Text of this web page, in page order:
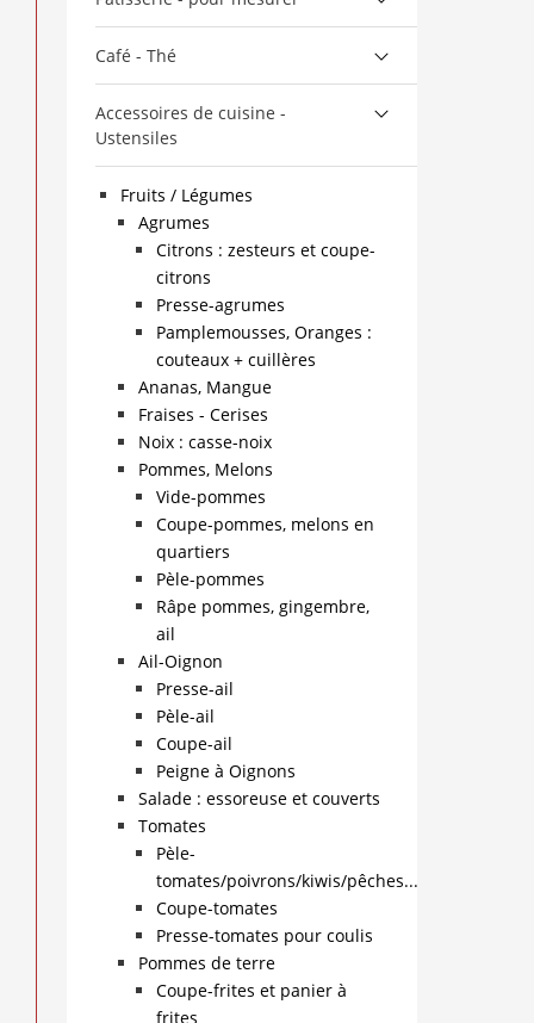
Café - Thé
Accessoires de cuisine -
Ustensiles
Fruits / Légumes
Agrumes
Citrons : zesteurs et coupe-
citrons
Presse-agrumes
Pamplemousses, Oranges :
couteaux + cuillères
Ananas, Mangue
Fraises - Cerises
Noix : casse-noix
Pommes, Melons
Vide-pommes
Coupe-pommes, melons en
quartiers
Pèle-pommes
Râpe pommes, gingembre,
ail
Ail-Oignon
Presse-ail
Pèle-ail
Coupe-ail
Peigne à Oignons
Salade : essoreuse et couverts
Tomates
Pèle-
tomates/poivrons/kiwis/pêches...
Coupe-tomates
Presse-tomates pour coulis
Pommes de terre
Coupe-frites et panier à
frites